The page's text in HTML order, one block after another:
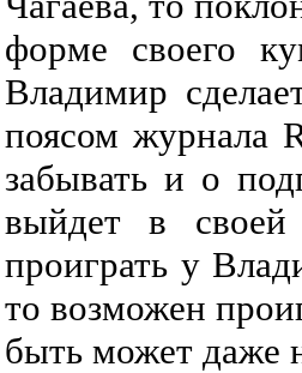
форме своего
Владимир
поясом журнала
забывать и о
выйдет в
проиграть у
то возможен
быть может даже